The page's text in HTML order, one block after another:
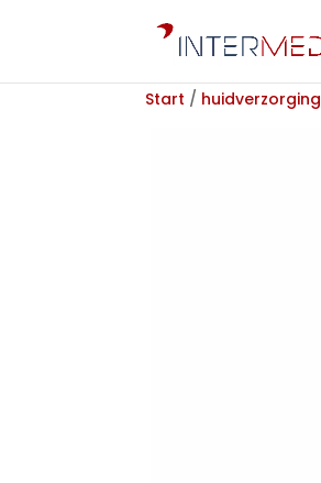
Start / huidverzorging